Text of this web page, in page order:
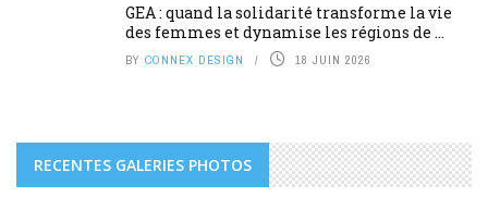
GEA : quand la solidarité transforme la vie
des femmes et dynamise les régions de ...
BY CONNEX DESIGN 18 JUIN 2026
RECENTES GALERIES PHOTOS